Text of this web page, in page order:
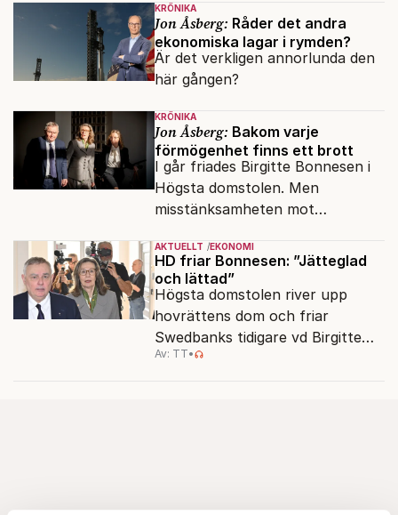
KRÖNIKA
Jon Åsberg: Råder det andra
ekonomiska lagar i rymden?
Är det verkligen annorlunda den
här gången?
KRÖNIKA
Jon Åsberg: Bakom varje
förmögenhet finns ett brott
I går friades Birgitte Bonnesen i
Högsta domstolen. Men
misstänksamheten mot
AKTUELLT EKONOMI
HD friar Bonnesen: ”Jätteglad
och lättad”
Högsta domstolen river upp
hovrättens dom och friar
Swedbanks tidigare vd Birgitte
Bonnesen från alla
Av: TT•